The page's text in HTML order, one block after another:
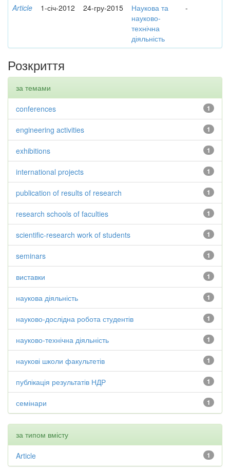
Article 1-січ-2012 24-гру-2015
Наукова та
науково-
технічна
діяльність
-
Розкриття
за темами
1
conferences
1
engineering activities
1
exhibitions
1
international projects
1
publication of results of research
1
research schools of faculties
1
scientific-research work of students
1
seminars
1
виставки
1
наукова діяльність
1
науково-дослідна робота студентів
1
науково-технічна діяльність
1
наукові школи факультетів
1
публікація результатів НДР
1
семінари
за типом вмісту
1
Article